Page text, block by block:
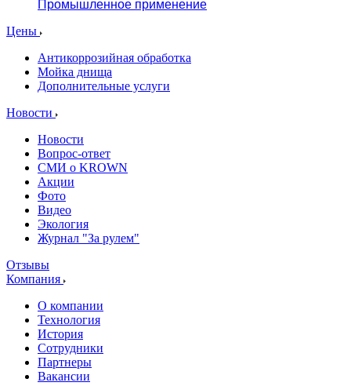
Промышленное применение
Цены
Антикоррозийная обработка
Мойка днища
Дополнительные услуги
Новости
Новости
Вопрос-ответ
СМИ о KROWN
Акции
Фото
Видео
Экология
Журнал "За рулем"
Отзывы
Компания
О компании
Технология
История
Сотрудники
Партнеры
Вакансии